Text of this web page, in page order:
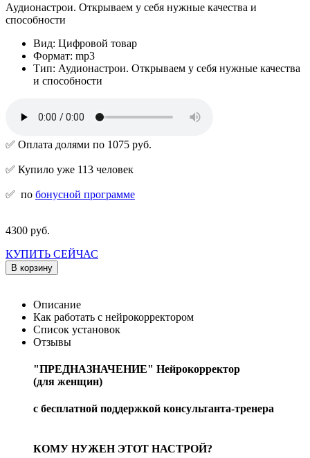
Аудионастрои. Открываем у себя нужные качества и
способности
Вид: Цифровой товар
Формат: mp3
Тип: Аудионастрои. Открываем у себя нужные качества
и способности
✅ Оплата долями по 1075 руб.
✅ Купило уже 113 человек
✅ по бонусной программе
4300 руб.
КУПИТЬ СЕЙЧАС
В корзину
Описание
Как работать с нейрокорректором
Список установок
Отзывы
"ПРЕДНАЗНАЧЕНИЕ" Нейрокорректор
(для женщин)
с бесплатной поддержкой консультанта-тренера
КОМУ НУЖЕН ЭТОТ НАСТРОЙ?